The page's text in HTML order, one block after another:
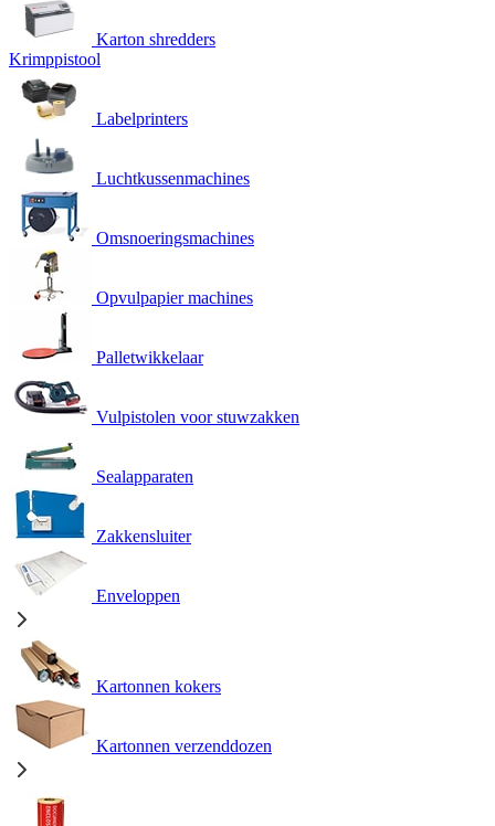
Karton shredders
Krimppistool
Labelprinters
Luchtkussenmachines
Omsnoeringsmachines
Opvulpapier machines
Palletwikkelaar
Vulpistolen voor stuwzakken
Sealapparaten
Zakkensluiter
Enveloppen
Kartonnen kokers
Kartonnen verzenddozen